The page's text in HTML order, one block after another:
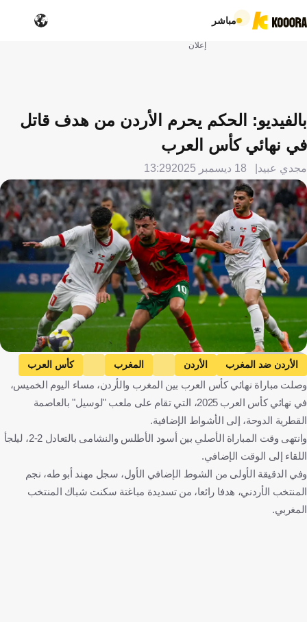
مباشر
إعلان
بالفيديو: الحكم يحرم الأردن من هدف قاتل
في نهائي كأس العرب
مجدي عبيد 18 ديسمبر 2025 13:29
Getty Images
الأردن ضد المغرب الأردن المغرب
كأس العرب
الأردن
المغرب كرة قدم
وصلت مباراة نهائي كأس العرب بين المغرب والأردن، مساء اليوم الخميس،
في نهائي كأس العرب 2025، التي تقام على ملعب "لوسيل" بالعاصمة
القطرية الدوحة، إلى الأشواط الإضافية.
وانتهى وقت المباراة الأصلي بين أسود الأطلس والنشامى بالتعادل 2-2، ليلجأ
اللقاء إلى الوقت الإضافي.
وفي الدقيقة الأولى من الشوط الإضافي الأول، سجل مهند أبو طه، نجم
المنتخب الأردني، هدفا رائعا، من تسديدة مباغتة سكنت شباك المنتخب
المغربي.